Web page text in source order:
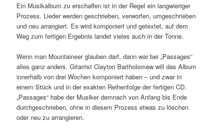
Ein Musikalbum zu erschaffen ist in der Regel ein langwieriger
Prozess. Lieder werden geschrieben, verworfen, umgeschrieben
und neu arrangiert. Es wird komponiert und getextet, auf dem
Weg zum fertigen Ergebnis landet vieles auch in der Tonne.
Wenn man Mountaineer glauben darf, dann war bei „Passages“
alles ganz anders. Gitarrist Clayton Bartholomew will das Album
innerhalb von drei Wochen komponiert haben – und zwar in
einem Stück und in der exakten Reihenfolge der fertigen CD.
„Passages“ habe der Musiker demnach von Anfang bis Ende
durchgeschrieben, ohne in diesem Prozess etwas zu löschen
oder neu zu arrangieren.